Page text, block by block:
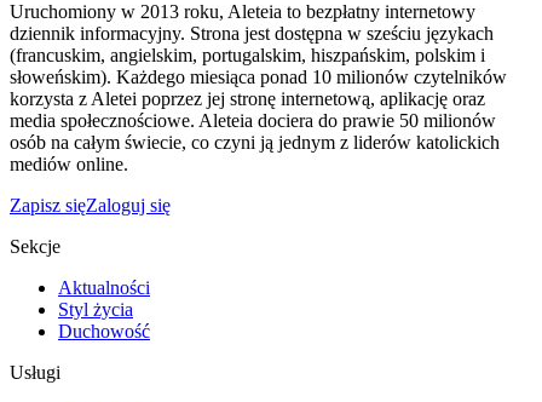
Uruchomiony w 2013 roku, Aleteia to bezpłatny internetowy
dziennik informacyjny. Strona jest dostępna w sześciu językach
(francuskim, angielskim, portugalskim, hiszpańskim, polskim i
słoweńskim). Każdego miesiąca ponad 10 milionów czytelników
korzysta z Aletei poprzez jej stronę internetową, aplikację oraz
media społecznościowe. Aleteia dociera do prawie 50 milionów
osób na całym świecie, co czyni ją jednym z liderów katolickich
mediów online.
Zapisz sięZaloguj się
Sekcje
Aktualności
Styl życia
Duchowość
Usługi